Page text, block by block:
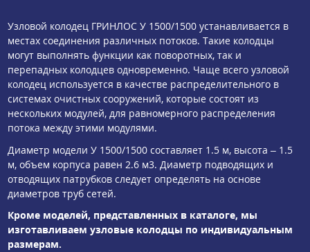
Узловой колодец ГРИНЛОС У 1500/1500 устанавливается в
местах соединения различных потоков. Такие колодцы
могут выполнять функции как поворотных, так и
перепадных колодцев одновременно. Чаще всего узловой
колодец используется в качестве распределительного в
системах очистных сооружений, которые состоят из
нескольких модулей, для равномерного распределения
потока между этими модулями.
Диаметр модели У 1500/1500 составляет 1.5 м, высота – 1.5
м, объем корпуса равен 2.6 м3. Диаметр подводящих и
отводящих патрубков следует определять на основе
диаметров труб сетей.
Кроме моделей, представленных в каталоге, мы
изготавливаем узловые колодцы по индивидуальным
размерам.